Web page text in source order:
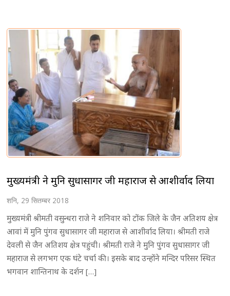
मुख्यमंत्री ने मुनि सुधासागर जी महाराज से आशीर्वाद लिया
शनि, 29 सितम्बर 2018
मुख्यमंत्री श्रीमती वसुन्धरा राजे ने शनिवार को टोंक जिले के जैन अतिशय क्षेत्र
आवां में मुनि पुंगव सुधासागर जी महाराज से आशीर्वाद लिया। श्रीमती राजे
देवली से जैन अतिशय क्षेत्र पहुंची। श्रीमती राजे ने मुनि पुंगव सुधासागर जी
महाराज से लगभग एक घंटे चर्चा की। इसके बाद उन्होंने मन्दिर परिसर स्थित
भगवान शान्तिनाथ के दर्शन […]